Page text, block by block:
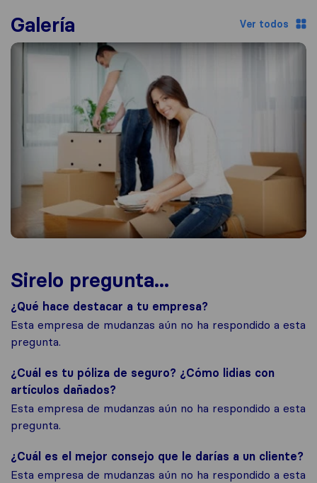
Galería Ver todos
Sirelo pregunta...
¿Qué hace destacar a tu empresa?
Esta empresa de mudanzas aún no ha respondido a esta
pregunta.
¿Cuál es tu póliza de seguro? ¿Cómo lidias con
artículos dañados?
Esta empresa de mudanzas aún no ha respondido a esta
pregunta.
¿Cuál es el mejor consejo que le darías a un cliente?
Esta empresa de mudanzas aún no ha respondido a esta